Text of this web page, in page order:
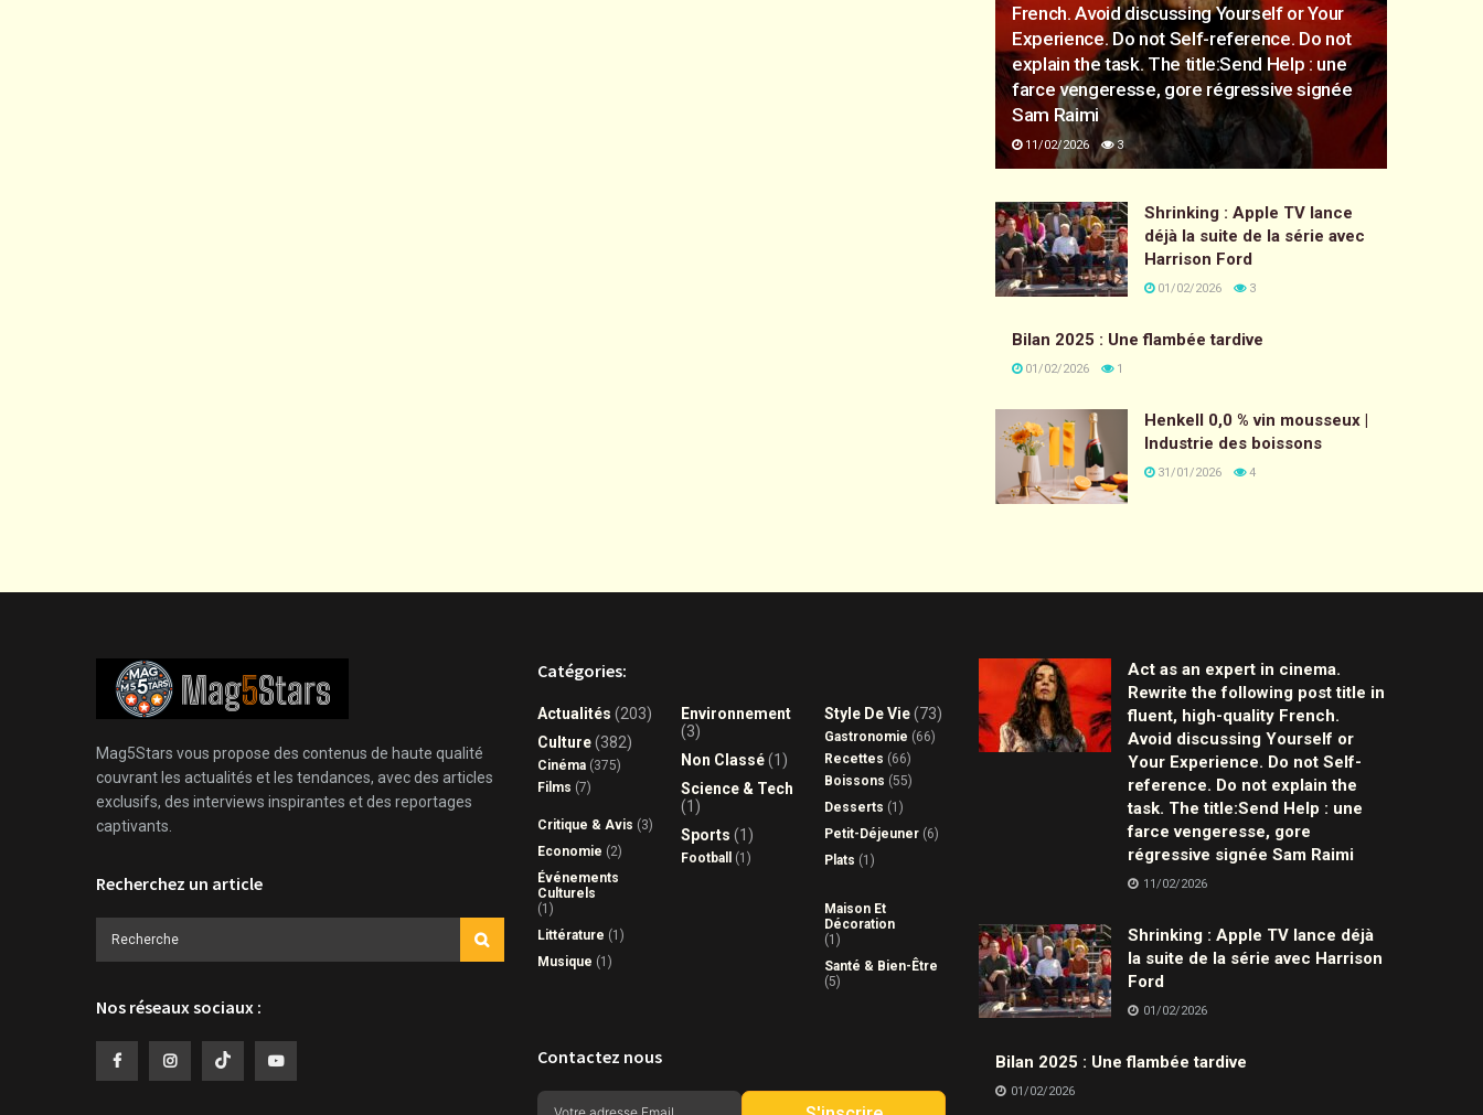
French. Avoid discussing Yourself or Your
Experience. Do not Self-reference. Do not
explain the task. The title:Send Help : une
farce vengeresse, gore régressive signée
Sam Raimi
11/02/2026 3
Shrinking : Apple TV lance
déjà la suite de la série avec
Harrison Ford
01/02/2026 3
Bilan 2025 : Une flambée tardive
01/02/2026 1
Henkell 0,0 % vin mousseux |
Industrie des boissons
31/01/2026 4
Mag5Stars vous propose des contenus de haute qualité
couvrant les actualités et les tendances, avec des articles
exclusifs, des interviews inspirantes et des reportages
captivants.
Recherchez un article
Nos réseaux sociaux :
Catégories:
Actualités (203)
Culture(382)
Cinéma (375)
Films (7)
Critique & Avis (3)
Economie (2)
Événements
Culturels
(1)
Littérature (1)
Musique (1)
Environnement
(3)
Non Classé(1)
Science & Tech
(1)
Sports (1)
Football (1)
Style De Vie(73)
Gastronomie (66)
Recettes (66)
Boissons (55)
Desserts (1)
Petit-Déjeuner (6)
Plats (1)
Maison Et
Décoration
(1)
Santé & Bien-Être
(5)
Contactez nous
Act as an expert in cinema.
Rewrite the following post title in
fluent, high-quality French.
Avoid discussing Yourself or
Your Experience. Do not Self-
reference. Do not explain the
task. The title:Send Help : une
farce vengeresse, gore
régressive signée Sam Raimi
11/02/2026
Shrinking : Apple TV lance déjà
la suite de la série avec Harrison
Ford
01/02/2026
Bilan 2025 : Une flambée tardive
01/02/2026